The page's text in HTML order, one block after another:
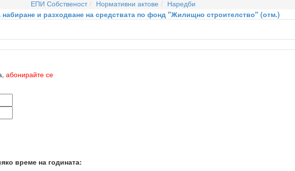
ЕПИ Собственост
Нормативни актове
Наредби
и разходване на средствата по фонд "Жилищно строителство" (отм.)
абонирайте се
време на годината: